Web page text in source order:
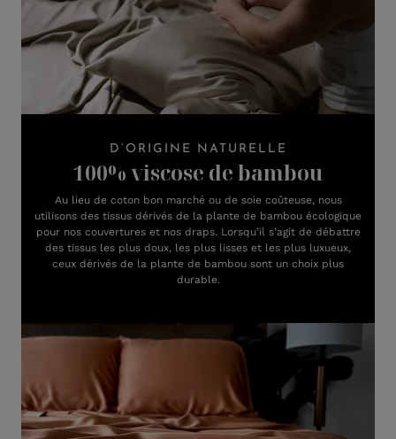
D’ORIGINE NATURELLE
100% viscose de bambou
Au lieu de coton bon marché ou de soie coûteuse, nous
utilisons des tissus dérivés de la plante de bambou écologique
pour nos couvertures et nos draps. Lorsqu’il s’agit de débattre
des tissus les plus doux, les plus lisses et les plus luxueux,
ceux dérivés de la plante de bambou sont un choix plus
durable.